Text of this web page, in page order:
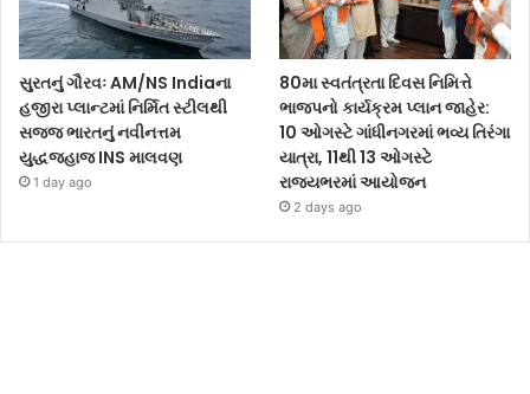
સુરતનું ગૌરવઃ AM/NS Indiaના
હજીરા પ્લાન્ટમાં નિર્મિત સ્ટીલથી
સજ્જ ભારતનું નવીનત્તમ
યુદ્ધજહાજ INS માલવણ
1 day ago
80મા સ્વતંત્રતા દિવસ નિમિત્તે
ભાજપનો કાર્યક્રમ પ્લાન જાહેર:
10 ઓગસ્ટે ગાંધીનગરમાં ભવ્ય તિરંગા
યાત્રા, 11થી 13 ઓગસ્ટે
રાજ્યભરમાં આયોજન
2 days ago